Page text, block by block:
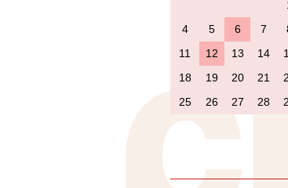
4
5 6 7
11
12 13 14
18
19 20 21
25
26 27 28